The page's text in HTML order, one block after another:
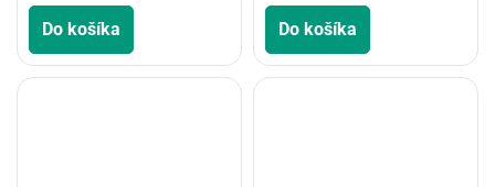
Do košíka Do košíka